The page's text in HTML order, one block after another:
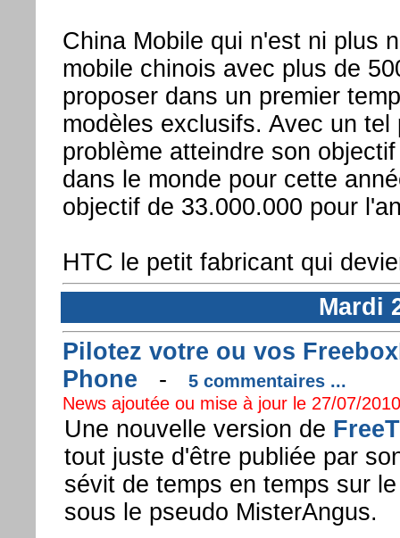
China Mobile qui n'est ni plus
mobile chinois avec plus de
proposer dans un premier
modèles exclusifs. Avec un
problème atteindre son
dans le monde pour cette
objectif de 33.000.000 pour
HTC le petit fabricant qui
Mardi
Pilotez votre ou vos
Phone -
5 commentaires ...
News ajoutée ou mise à jour le 27/07/
Une nouvelle version de
tout juste d'être publiée par
sévit de temps en temps sur
sous le pseudo MisterAngus.